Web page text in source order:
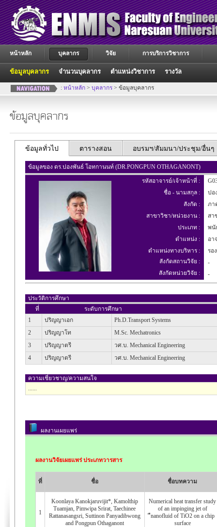
หน้าหลัก บุคลากร
ข้อมูลบุคลากร จำนวนบุคลากร ตำแหน่งวิชาการ รางวัล
วิจัย การบริการวิชาการ
: หน้าหลัก > บุคลากร > ข้อมูลบุคลากร
ข้อมูลบุคลากร
ข้อมูลทั่วไป ตารางสอน อบรมฯ/สัมมนา/ประชุม/อื่นๆ
ข้อมูลของ ดร.ปองพันธ์ โอทกานนท์ (DR.PONGPUN OTHAGANONT)
รหัสอาจารย์/เจ้าหน้าที่ :
ชื่อ - นามสกุล :
ปอ
สังกัด :
ภา
สาขาวิชา/หน่วยงาน :
สา
ประเภท :
พนั
ตำแหน่ง :
อา
ตำแหน่งทางบริหาร :
รอ
สังกัดสถานวิจัย :
-
สังกัดหน่วยวิจัย :
-
ประวัติการศึกษา
ที่
ระดับการศึกษา
1
ปริญญาเอก
Ph.D.Transport Systems
2
ปริญญาโท
M.Sc. Mechatronics
3
ปริญญาตรี
วศ.บ. Mechanical Engineering
4
ปริญญาตรี วศ.บ. Mechanical Engineering
ความเชี่ยวชาญ/ความสนใจ
......
ผลงานเผยแพร่
ผลงานวิจัยเผยแพร่ ประเภทวารสาร
ที่ ชื่อ ชื่อบทความ
1
Koonlaya Kanokjaruvijit*, Kamolthip
Tuamjan, Pimwipa Srirat, Taechinee
Rattanasangsri, Suttinon Panyadibwong
and Pongpun Othaganont
Numerical heat transfer study
of an impinging jet of
ืnanofluid of TiO2 on a chip
surface